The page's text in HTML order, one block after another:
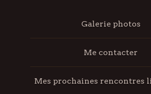
Galerie photos
Me contacter
Mes prochaines rencontres